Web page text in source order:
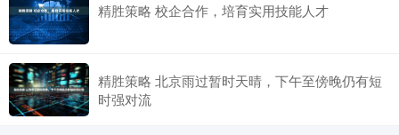
精胜策略 校企合作，培育实用技能人才
精胜策略 北京雨过暂时天晴，下午至傍晚仍有短
时强对流